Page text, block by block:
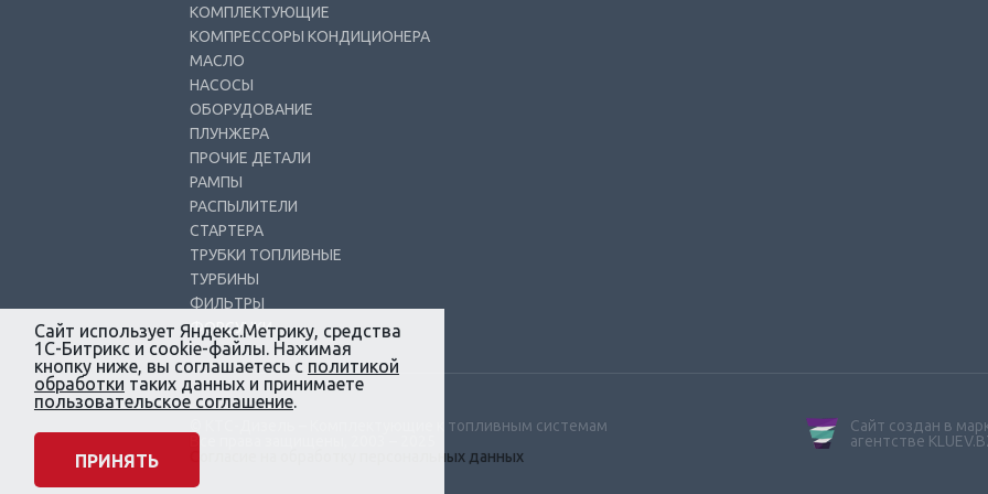
КОМПЛЕКТУЮЩИЕ
КОМПРЕССОРЫ КОНДИЦИОНЕРА
МАСЛО
НАСОСЫ
ОБОРУДОВАНИЕ
ПЛУНЖЕРА
ПРОЧИЕ ДЕТАЛИ
РАМПЫ
РАСПЫЛИТЕЛИ
СТАРТЕРА
ТРУБКИ ТОПЛИВНЫЕ
ТУРБИНЫ
ФИЛЬТРЫ
ФОРСУНКИ
© КТС-Дизель – Комплектующие к топливным системам
Все права защищены, 2003 – 2025
Согласие на обработку персональных данных
Сайт создан в
агентстве
Сайт использует Яндекс.Метрику, средства
1С-Битрикс и cookie-файлы. Нажимая
кнопку ниже, вы соглашаетесь с политикой
обработки таких данных и принимаете
пользовательское соглашение.
ПРИНЯТЬ